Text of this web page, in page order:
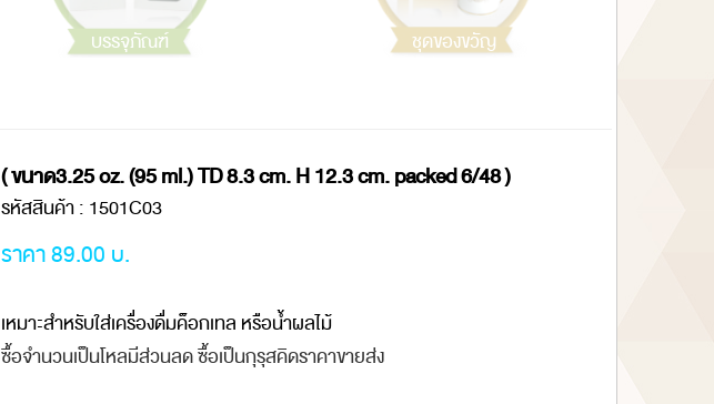
บรรจุภัณฑ์ ชุดของขวัญ
( ขนาด3.25 oz. (95 ml.) TD 8.3 cm. H 12.3 cm. packed 6/48 )
รหัสสินค้า : 1501C03
ราคา 89.00 บ.
เหมาะสำหรับใส่เครื่องดื่มค็อกเทล หรือน้ำผลไม้
ซื้อจำนวนเป็นโหลมีส่วนลด ซื้อเป็นกุรุสคิดราคาขายส่ง